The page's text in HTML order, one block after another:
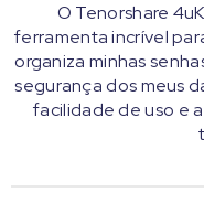
O Tenorshare
ferramenta incrível
organiza minhas
segurança dos meus
facilidade de uso e